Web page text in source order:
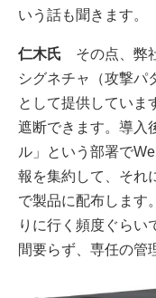
いう話も聞きます。
仁木氏 その点、弊
シグネチャ（攻撃パ
として提供していま
遮断できます。導入
ル」という部署で
報を集約して、それ
で製品に配布します
りに行く頻度ぐらい
間要らず、専任の管